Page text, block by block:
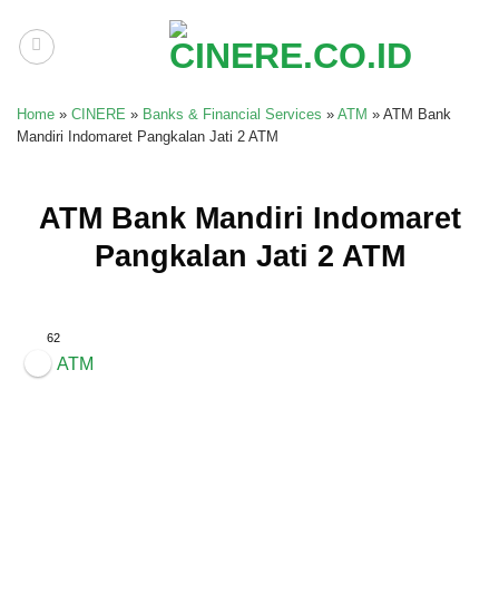
content
Home » CINERE » Banks & Financial Services » ATM » ATM Bank
Mandiri Indomaret Pangkalan Jati 2 ATM
ATM Bank Mandiri Indomaret
Pangkalan Jati 2 ATM
62
ATM